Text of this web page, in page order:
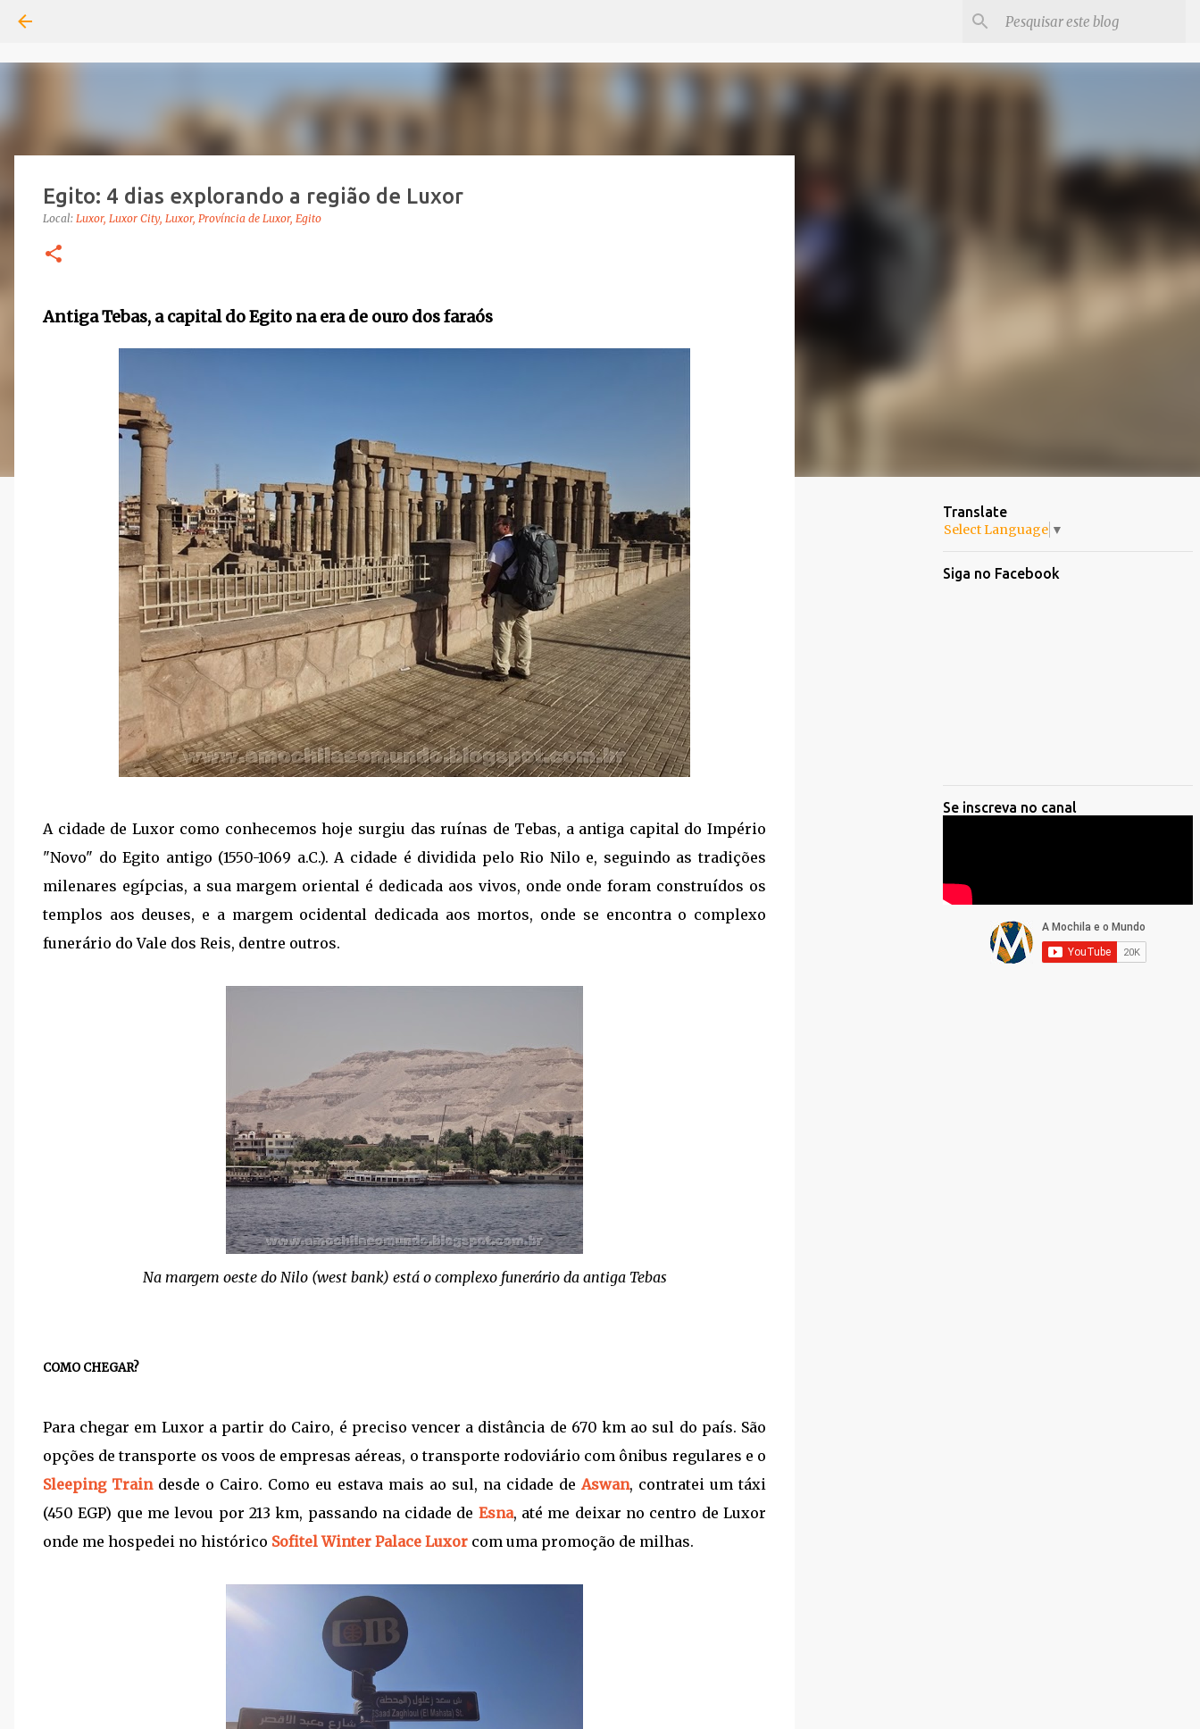
Egito: 4 dias explorando a região de Luxor
Local: Luxor, Luxor City, Luxor, Província de Luxor, Egito
Antiga Tebas, a capital do Egito na era de ouro dos faraós
A cidade de Luxor como conhecemos hoje surgiu das ruínas de Tebas, a antiga capital do Império
"Novo" do Egito antigo (1550-1069 a.C.). A cidade é dividida pelo Rio Nilo e, seguindo as tradições
milenares egípcias, a sua margem oriental é dedicada aos vivos, onde onde foram construídos os
templos aos deuses, e a margem ocidental dedicada aos mortos, onde se encontra o complexo
funerário do Vale dos Reis, dentre outros.
Na margem oeste do Nilo (west bank) está o complexo funerário da antiga Tebas
COMO CHEGAR?
Para chegar em Luxor a partir do Cairo, é preciso vencer a distância de 670 km ao sul do país. São
opções de transporte os voos de empresas aéreas, o transporte rodoviário com ônibus regulares e o
Sleeping Traindesde o Cairo. Como eu estava mais ao sul, na cidade de Aswan, contratei um táxi
(450 EGP) que me levou por 213 km, passando na cidade de Esna, até me deixar no centro de Luxor
onde me hospedei no histórico Sofitel Winter Palace Luxor com uma promoção de milhas.
Translate
Select Language ▼
Siga no Facebook
Se inscreva no canal